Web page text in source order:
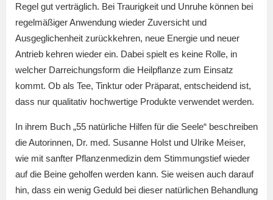
Regel gut verträglich. Bei Traurigkeit und Unruhe können bei
regelmäßiger Anwendung wieder Zuversicht und
Ausgeglichenheit zurückkehren, neue Energie und neuer
Antrieb kehren wieder ein. Dabei spielt es keine Rolle, in
welcher Darreichungsform die Heilpflanze zum Einsatz
kommt. Ob als Tee, Tinktur oder Präparat, entscheidend ist,
dass nur qualitativ hochwertige Produkte verwendet werden.
In ihrem Buch „55 natürliche Hilfen für die Seele“ beschreiben
die Autorinnen, Dr. med. Susanne Holst und Ulrike Meiser,
wie mit sanfter Pflanzenmedizin dem Stimmungstief wieder
auf die Beine geholfen werden kann. Sie weisen auch darauf
hin, dass ein wenig Geduld bei dieser natürlichen Behandlung